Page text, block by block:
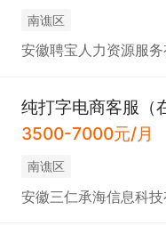
南谯区
安徽聘宝人力资源服务
纯打字电商客服（
3500-7000元/月
南谯区
安徽三仁承海信息科技